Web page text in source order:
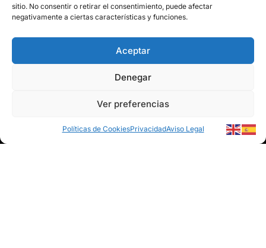
sitio. No consentir o retirar el consentimiento, puede afectar
negativamente a ciertas características y funciones.
Aceptar
Denegar
Ver preferencias
Políticas de CookiesPrivacidadAviso Legal
Políticas de Cookies